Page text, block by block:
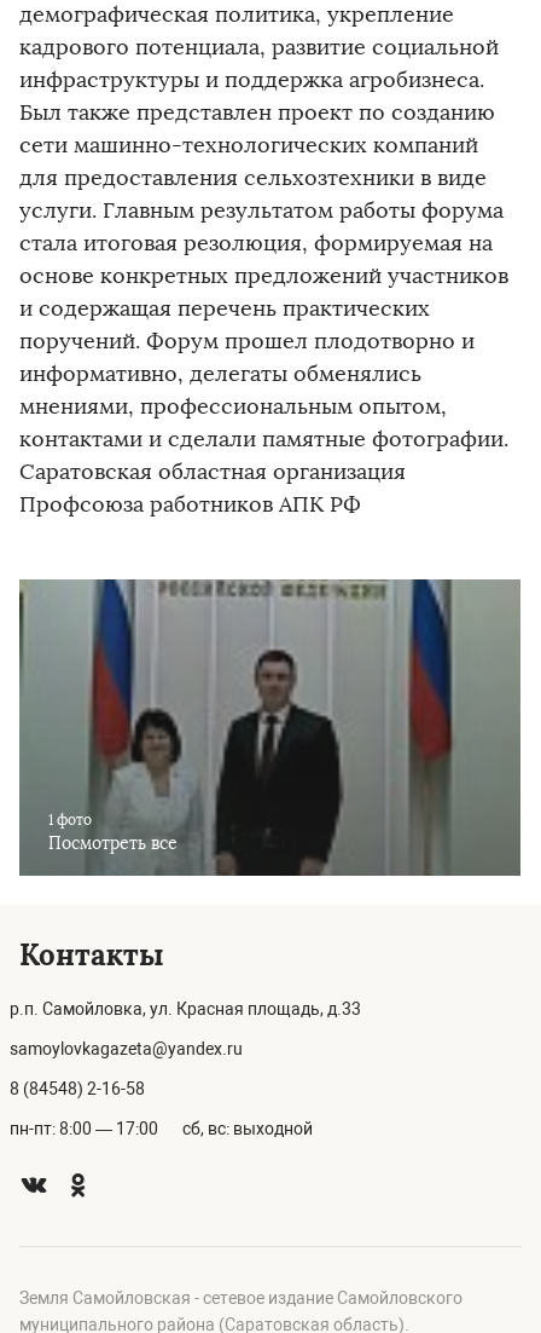
демографическая политика, укрепление
кадрового потенциала, развитие социальной
инфраструктуры и поддержка агробизнеса.
Был также представлен проект по созданию
сети машинно-технологических компаний
для предоставления сельхозтехники в виде
услуги. Главным результатом работы форума
стала итоговая резолюция, формируемая на
основе конкретных предложений участников
и содержащая перечень практических
поручений. Форум прошел плодотворно и
информативно, делегаты обменялись
мнениями, профессиональным опытом,
контактами и сделали памятные фотографии.
Саратовская областная организация
Профсоюза работников АПК РФ
1 фото
Посмотреть все
Контакты
р.п. Самойловка, ул. Красная площадь, д.33
samoylovkagazeta@yandex.ru
8 (84548) 2-16-58
пн-пт: 8:00 — 17:00 сб, вс: выходной
Земля Самойловская - сетевое издание Самойловского
муниципального района (Саратовская область).